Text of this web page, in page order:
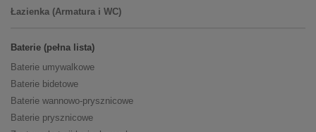
Łazienka (Armatura i WC)
Baterie (pełna lista)
Baterie umywalkowe
Baterie bidetowe
Baterie wannowo-prysznicowe
Baterie prysznicowe